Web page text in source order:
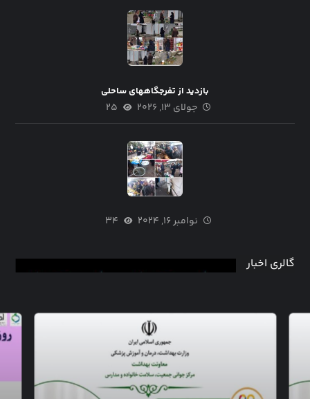
بازدید از تفرجگاههای ساحلی
جولای ۱۳, ۲۰۲۶ ۲۵
نوامبر ۱۶, ۲۰۲۴ ۳۴
گالری اخبار